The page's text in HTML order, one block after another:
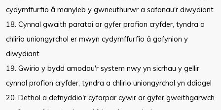
cydymffurfio â manyleb y gwneuthurwr a safonau'r diwydiant
18. Cynnal gwaith paratoi ar gyfer profion cryfder, tyndra a
chlirio uniongyrchol er mwyn cydymffurfio â gofynion y
diwydiant
19. Gwirio y bydd amodau'r system nwy yn sicrhau y gellir
cynnal profion cryfder, tyndra a chlirio uniongyrchol yn ddiogel
20. Dethol a defnyddio'r cyfarpar cywir ar gyfer gweithgarwch